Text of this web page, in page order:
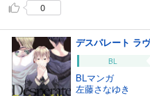
0
デスパレート ラ
BL
BLマンガ
左藤さなゆき